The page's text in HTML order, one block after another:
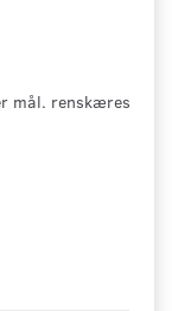
mål. renskæres